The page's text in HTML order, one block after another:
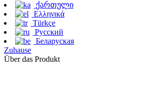
ქართული
Ελληνικά
Türkçe
Русский
Беларуская
Zuhause
Über das Produkt